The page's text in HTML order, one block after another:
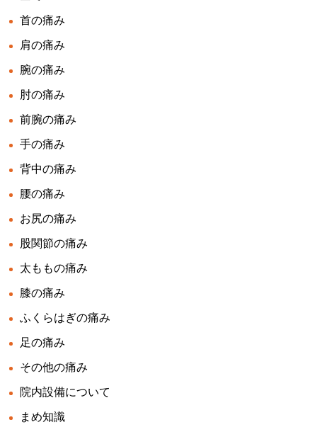
首の痛み
肩の痛み
腕の痛み
肘の痛み
前腕の痛み
手の痛み
背中の痛み
腰の痛み
お尻の痛み
股関節の痛み
太ももの痛み
膝の痛み
ふくらはぎの痛み
足の痛み
その他の痛み
院内設備について
まめ知識